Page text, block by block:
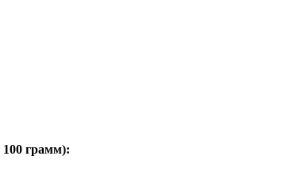
100 грамм):